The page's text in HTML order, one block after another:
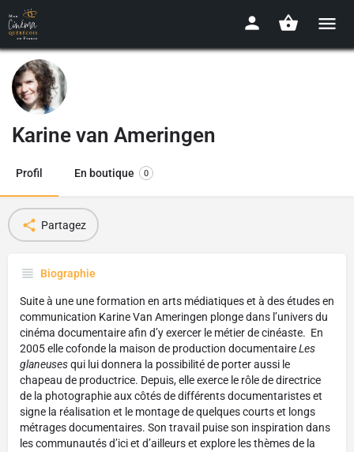
Karine van Ameringen
Profil En boutique 0
Partagez
Biographie
Suite à une une formation en arts médiatiques et à des études en
communication Karine Van Ameringen plonge dans l’univers du
cinéma documentaire afin d’y exercer le métier de cinéaste. En
2005 elle cofonde la maison de production documentaireLes
glaneusesqui lui donnera la possibilité de porter aussi le
chapeau de productrice. Depuis, elle exerce le rôle de directrice
de la photographie aux côtés de différents documentaristes et
signe la réalisation et le montage de quelques courts et longs
métrages documentaires. Son travail puise son inspiration dans
les communautés d’ici et d’ailleurs et explore les thèmes de la